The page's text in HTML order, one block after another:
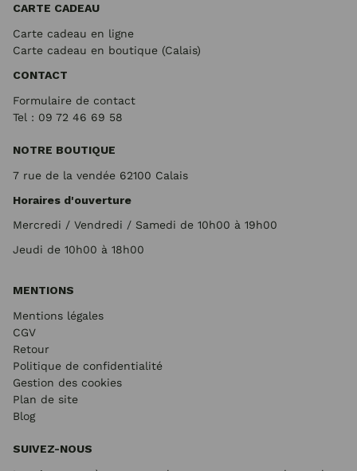
CARTE CADEAU
Carte cadeau en ligne
Carte cadeau en boutique (Calais)
CONTACT
Formulaire de contact
Tel : 09 72 46 69 58
NOTRE BOUTIQUE
7 rue de la vendée 62100 Calais
Horaires d'ouverture
Mercredi / Vendredi / Samedi de 10h00 à 19h00
Jeudi de 10h00 à 18h00
MENTIONS
Mentions légales
CGV
Retour
Politique de confidentialité
Gestion des cookies
Plan de site
Blog
SUIVEZ-NOUS